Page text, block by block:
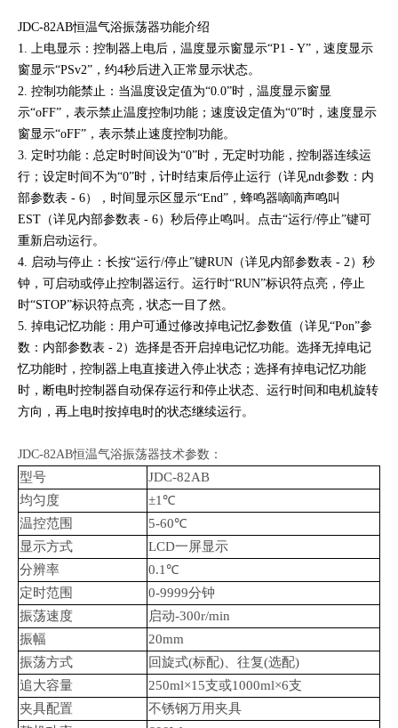
JDC-82AB恒温气浴振荡器功能介绍
1. 上电显示：控制器上电后，温度显示窗显示“P1 - Y”，速度显示
窗显示“PSv2”，约4秒后进入正常显示状态。
2. 控制功能禁止：当温度设定值为“0.0”时，温度显示窗显
示“oFF”，表示禁止温度控制功能；速度设定值为“0”时，速度显示
窗显示“oFF”，表示禁止速度控制功能。
3. 定时功能：总定时时间设为“0”时，无定时功能，控制器连续运
行；设定时间不为“0”时，计时结束后停止运行（详见ndt参数：内
部参数表 - 6），时间显示区显示“End”，蜂鸣器嘀嘀声鸣叫
EST（详见内部参数表 - 6）秒后停止鸣叫。点击“运行/停止”键可
重新启动运行。
4. 启动与停止：长按“运行/停止”键RUN（详见内部参数表 - 2）秒
钟，可启动或停止控制器运行。运行时“RUN”标识符点亮，停止
时“STOP”标识符点亮，状态一目了然。
5. 掉电记忆功能：用户可通过修改掉电记忆参数值（详见“Pon”参
数：内部参数表 - 2）选择是否开启掉电记忆功能。选择无掉电记
忆功能时，控制器上电直接进入停止状态；选择有掉电记忆功能
时，断电时控制器自动保存运行和停止状态、运行时间和电机旋转
方向，再上电时按掉电时的状态继续运行。
JDC-82AB恒温气浴振荡器技术参数：
型号
JDC-82AB
均匀度
±1℃
温控范围
5-60℃
显示方式
LCD一屏显示
分辨率
0.1℃
定时范围
0-9999分钟
振荡速度
启动-300r/min
振幅
20mm
振荡方式
回旋式(标配)、往复(选配)
追大容量
250ml×15支或1000ml×6支
夹具配置
不锈钢万用夹具